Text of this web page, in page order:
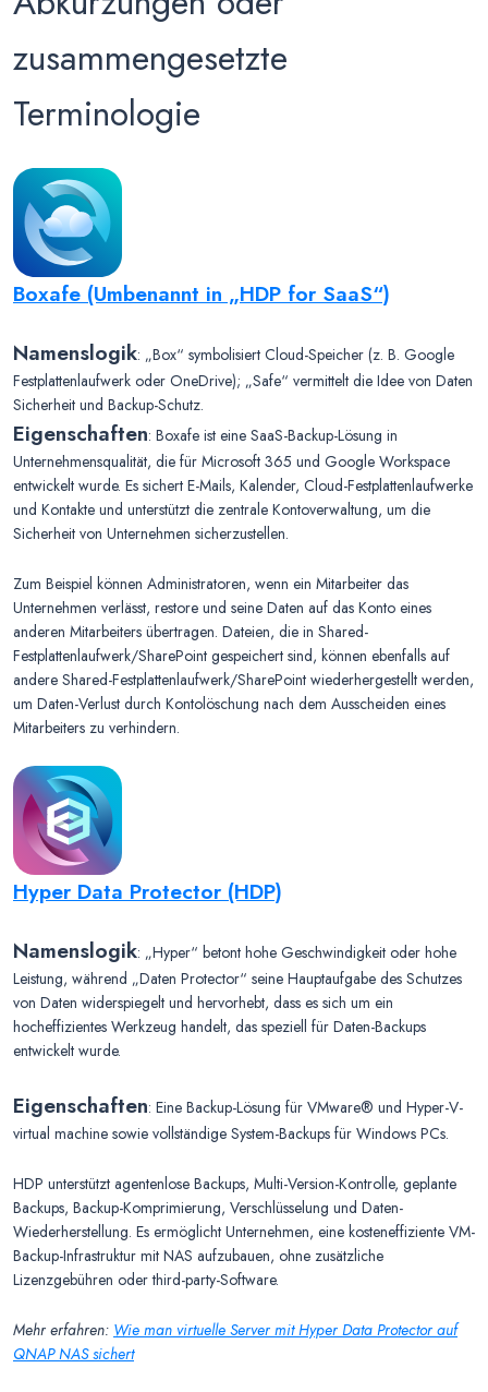
zusammengesetzte
Terminologie
Boxafe (Umbenannt in „HDP for SaaS“)
Namenslogik: „Box“ symbolisiert Cloud-Speicher (z. B. Google
Festplattenlaufwerk oder OneDrive); „Safe“ vermittelt die Idee von Daten
Sicherheit und Backup-Schutz.
Eigenschaften: Boxafe ist eine SaaS-Backup-Lösung in
Unternehmensqualität, die für Microsoft 365 und Google Workspace
entwickelt wurde. Es sichert E-Mails, Kalender, Cloud-Festplattenlaufwerke
und Kontakte und unterstützt die zentrale Kontoverwaltung, um die
Sicherheit von Unternehmen sicherzustellen.
Zum Beispiel können Administratoren, wenn ein Mitarbeiter das
Unternehmen verlässt, restore und seine Daten auf das Konto eines
anderen Mitarbeiters übertragen. Dateien, die in Shared-
Festplattenlaufwerk/SharePoint gespeichert sind, können ebenfalls auf
andere Shared-Festplattenlaufwerk/SharePoint wiederhergestellt werden,
um Daten-Verlust durch Kontolöschung nach dem Ausscheiden eines
Mitarbeiters zu verhindern.
Hyper Data Protector (HDP)
Namenslogik: „Hyper“ betont hohe Geschwindigkeit oder hohe
Leistung, während „Daten Protector“ seine Hauptaufgabe des Schutzes
von Daten widerspiegelt und hervorhebt, dass es sich um ein
hocheffizientes Werkzeug handelt, das speziell für Daten-Backups
entwickelt wurde.
Eigenschaften: Eine Backup-Lösung für VMware® und Hyper-V-
virtual machine sowie vollständige System-Backups für Windows PCs.
HDP unterstützt agentenlose Backups, Multi-Version-Kontrolle, geplante
Backups, Backup-Komprimierung, Verschlüsselung und Daten-
Wiederherstellung. Es ermöglicht Unternehmen, eine kosteneffiziente VM-
Backup-Infrastruktur mit NAS aufzubauen, ohne zusätzliche
Lizenzgebühren oder third-party-Software.
Mehr erfahren: Wie man virtuelle Server mit Hyper Data Protector auf
QNAP NAS sichert